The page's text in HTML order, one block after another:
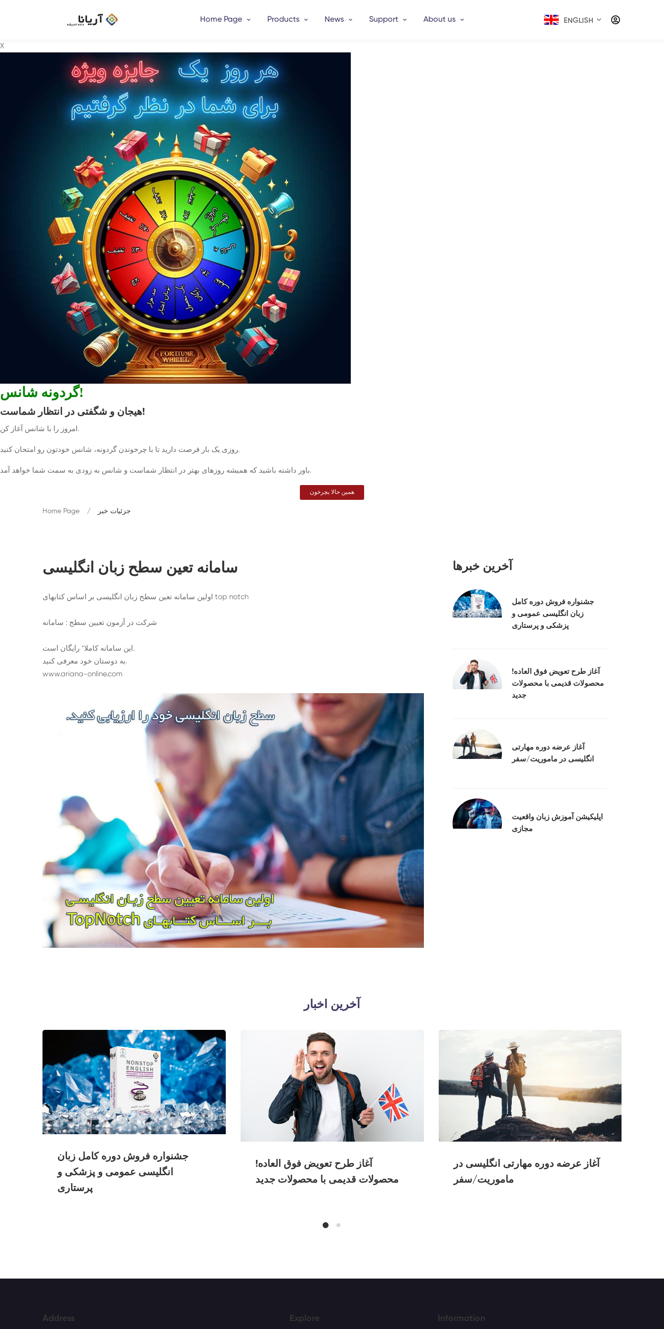
Home Page Products News Support About us ENGLISH
X
گردونه شانس!
هیجان و شگفتی در انتظار شماست!
امروز را با شانس آغاز کن.
روزی یک بار فرصت دارید تا با چرخوندن گردونه، شانس خودتون رو امتحان کنید.
باور داشته باشید که همیشه روزهای بهتر در انتظار شماست و شانس به زودی به سمت شما خواهد آمد.
همین حالا بچرخون
Home Page جزئیات خبر
سامانه تعین سطح زبان انگلیسی
اولین سامانه تعین سطح زبان انگلیسی بر اساس کتابهای top notch
سامانه : شرکت در آزمون تعیین سطح
این سامانه کاملا" رایگان است.
به دوستان خود معرفی کنید.
www.ariana-online.com
آخرین خبرها
جشنواره فروش دوره کامل
زبان انگلیسی عمومی و
پزشکی و پرستاری
آغاز طرح تعویض فوق العاده!
محصولات قدیمی با محصولات
جدید
آغاز عرضه دوره‌ مهارتی
انگلیسی در ماموریت/سفر
اپلیکیشن آموزش زبان واقعیت
مجازی
جشنواره فروش دوره کامل زبان
انگلیسی عمومی و پزشکی و
پرستاری
آغاز طرح تعویض فوق العاده!
محصولات قدیمی با محصولات جدید
آغاز عرضه دوره‌ مهارتی انگلیسی در
ماموریت/سفر
Address Explore Information